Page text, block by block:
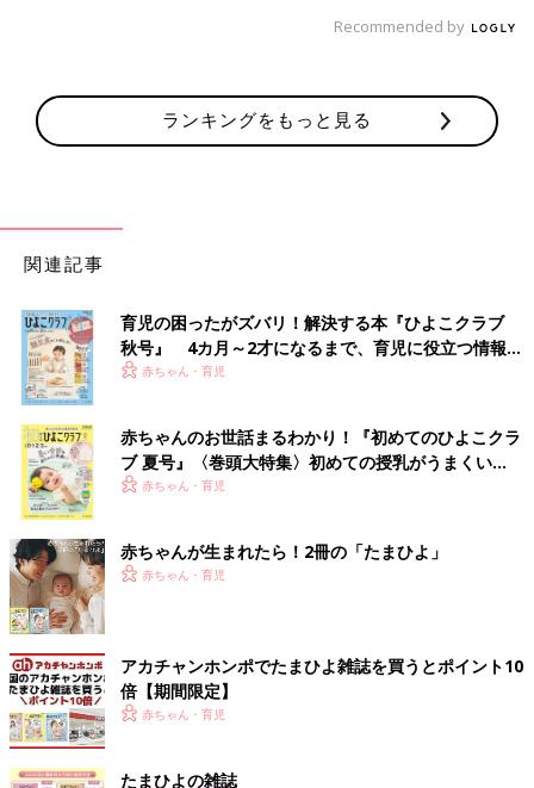
Recommended by
ランキングをもっと見る
関連記事
育児の困ったがズバリ！解決する本『ひよこクラブ
秋号』 4カ月～2才になるまで、育児に役立つ情報が
いっぱい！
赤ちゃん・育児
赤ちゃんのお世話まるわかり！『初めてのひよこクラ
ブ 夏号』〈巻頭大特集〉初めての授乳がうまくい
く！ おっぱい・ミルクの基本と夏のトラブル 解決テ
赤ちゃん・育児
赤ちゃんが生まれたら！2冊の「たまひよ」
赤ちゃん・育児
アカチャンホンポでたまひよ雑誌を買うとポイント10
倍【期間限定】
赤ちゃん・育児
たまひよの雑誌